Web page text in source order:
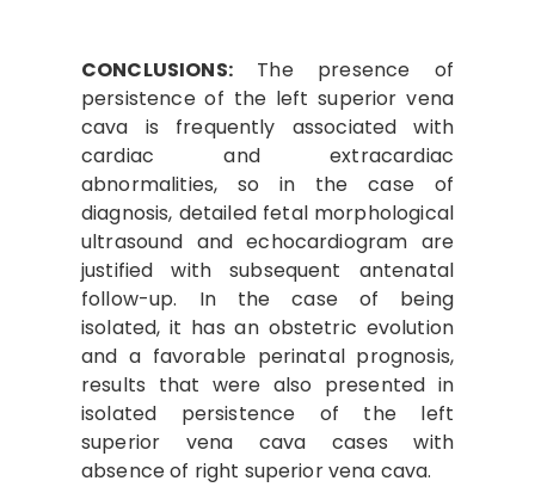
CONCLUSIONS:The presence of
persistence of the left superior vena
cava is frequently associated with
cardiac and extracardiac
abnormalities, so in the case of
diagnosis, detailed fetal morphological
ultrasound and echocardiogram are
justified with subsequent antenatal
follow-up. In the case of being
isolated, it has an obstetric evolution
and a favorable perinatal prognosis,
results that were also presented in
isolated persistence of the left
superior vena cava cases with
absence of right superior vena cava.